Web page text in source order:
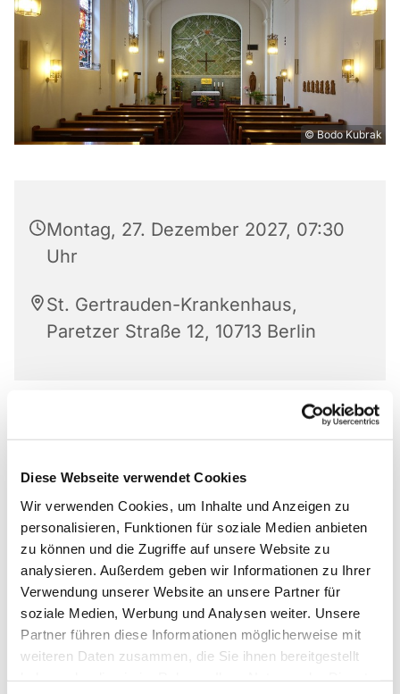
Diese Webseite verwendet Cookies
Wir verwenden Cookies, um Inhalte und Anzeigen zu
personalisieren, Funktionen für soziale Medien anbieten
zu können und die Zugriffe auf unsere Website zu
analysieren. Außerdem geben wir Informationen zu Ihrer
Verwendung unserer Website an unsere Partner für
soziale Medien, Werbung und Analysen weiter. Unsere
Partner führen diese Informationen möglicherweise mit
weiteren Daten zusammen, die Sie ihnen bereitgestellt
© Bodo Kubrak
Montag, 27. Dezember 2027, 07:30
Uhr
St. Gertrauden-Krankenhaus,
Paretzer Straße 12, 10713 Berlin